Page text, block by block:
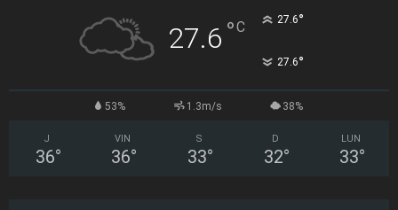
27.6 °C 27.6°
27.6°
53% 1.3m/s 38%
J
36°
VIN
36°
S
33°
D
32°
LUN
33°